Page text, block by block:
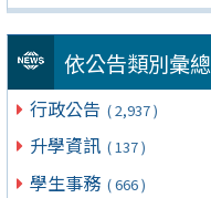
依公告類別彙總
行政公告 ( 2,937 )
升學資訊 ( 137 )
學生事務 ( 666 )